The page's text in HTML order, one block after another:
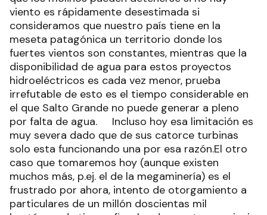
viento es rápidamente desestimada si
consideramos que nuestro país tiene en la
meseta patagónica un territorio donde los
fuertes vientos son constantes, mientras que la
disponibilidad de agua para estos proyectos
hidroeléctricos es cada vez menor, prueba
irrefutable de esto es el tiempo considerable en
el que Salto Grande no puede generar a pleno
por falta de agua. Incluso hoy esa limitación es
muy severa dado que de sus catorce turbinas
solo esta funcionando una por esa razón.El otro
caso que tomaremos hoy (aunque existen
muchos más, p.ej. el de la megaminería) es el
frustrado por ahora, intento de otorgamiento a
particulares de un millón doscientas mil